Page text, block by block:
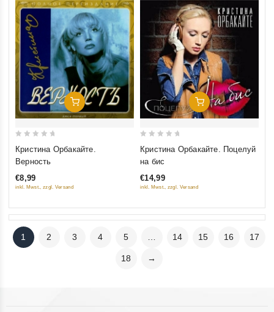
Добавить В Корзину
out
5
Кристина Орбакайте.
Верность
€8,99
inkl. Mwst., zzgl. Versand
Добавить В Корзину
out
5
Кристина Орбакайте. Поцелуй
на бис
€14,99
inkl. Mwst., zzgl. Versand
1 2 3 4 5 14 15 16 17
18 →